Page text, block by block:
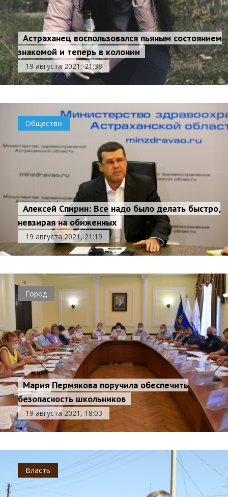
Астраханец воспользовался пьяным состоянием
знакомой и теперь в колонии
19 августа 2021, 21:38
Общество
Алексей Спирин: Все надо было делать быстро,
невзирая на обиженных
19 августа 2021, 21:19
Город
Мария Пермякова поручила обеспечить
безопасность школьников
19 августа 2021, 18:03
Власть